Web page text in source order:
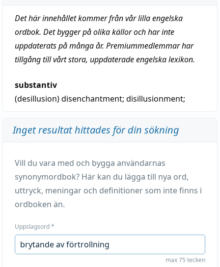
Det här innehållet kommer från vår lilla engelska
ordbok. Det bygger på olika källor och har inte
uppdaterats på många år. Premiummedlemmar har
tillgång till vårt stora, uppdaterade engelska lexikon.
substantiv
(desillusion)disenchantment; disillusionment;
Inget resultat hittades för din sökning
Vill du vara med och bygga användarnas
synonymordbok? Här kan du lägga till nya ord,
uttryck, meningar och definitioner som inte finns i
ordboken än.
Uppslagsord*
max 75 tecken